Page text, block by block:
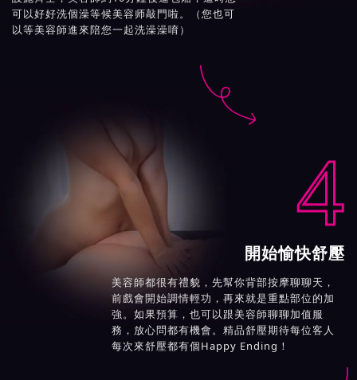
可以好好洗個澡等候美容师敲門啦。（您也可
以等美容師進來陪您一起洗澡澡唷）

4
開始愉快舒壓
美容師都很有禮貌，先幫你背部按摩聊聊天，
前戲會開始調情輕功，再來就是重點部位的加
強。如果預算，也可以跟美容師聊聊加值服
務，放心問都有機會。精品舒壓期待每位客人
每次來舒壓都有個Happy Ending！